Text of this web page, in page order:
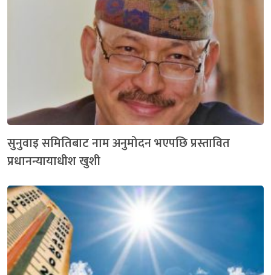
सुनुवाइ समितिबाट नाम अनुमोदन भएपछि प्रस्तावित
प्रधानन्यायाधीश खुशी